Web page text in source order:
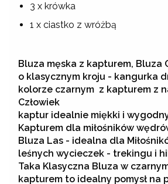
3 x krówka
1 x ciastko z wróżbą
Bluza męska z kapturem, Bluza
o klasycznym kroju - kangurka
kolorze czarnym z kapturem z
Człowiek
kaptur idealnie miękki i
Kapturem dla miłośników
Bluza Las - idealna dla
leśnych wycieczek - trekingu i
Taka Klasyczna Bluza w
kapturem to idealny pomysł na